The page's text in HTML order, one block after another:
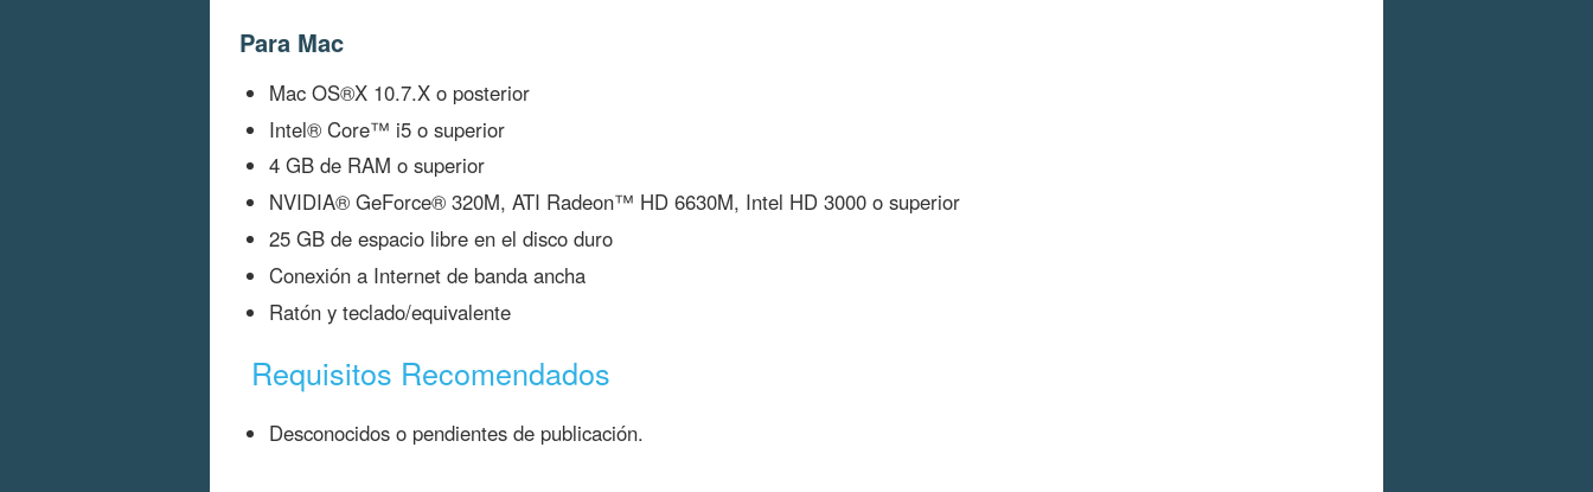
Para Mac
Mac OS®X 10.7.X o posterior
Intel® Core™ i5 o superior
4 GB de RAM o superior
NVIDIA® GeForce® 320M, ATI Radeon™ HD 6630M, Intel HD 3000 o superior
25 GB de espacio libre en el disco duro
Conexión a Internet de banda ancha
Ratón y teclado/equivalente
Requisitos Recomendados
Desconocidos o pendientes de publicación.